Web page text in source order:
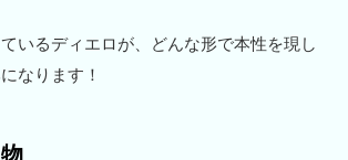
いるディエロが、どんな形で本性を現し
なります！